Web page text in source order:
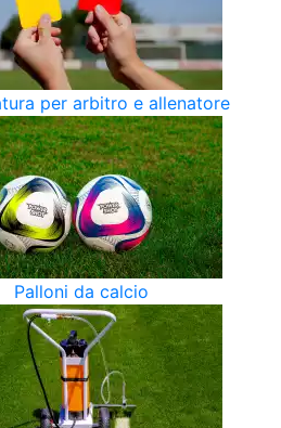
per arbitro e allenatore
Palloni da calcio